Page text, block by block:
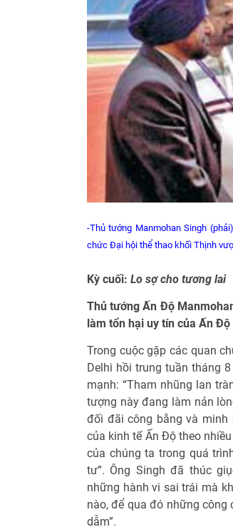
-Thủ tướng Manmohan Singh
chức Đại hội thể thao khối Thịnh
Kỳ cuối: Lo sợ cho tương lai
Thủ tướng Ấn Độ
làm tổn hại uy tín của Ấn
Trong cuộc gặp các quan
Delhi hồi trung tuần tháng
mạnh: “Tham nhũng lan
tượng này đang làm nản
đối đãi công bằng và minh
của kinh tế Ấn Độ theo
của chúng ta trong quá
tư”. Ông Singh đã thúc
những hành vi sai trái mà
nào, để qua đó những công
dẫm”.